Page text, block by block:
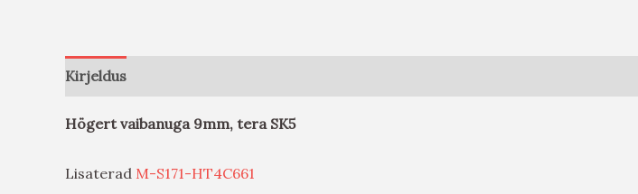
Kirjeldus
Högert vaibanuga 9mm, tera SK5
Lisaterad M-S171-HT4C661